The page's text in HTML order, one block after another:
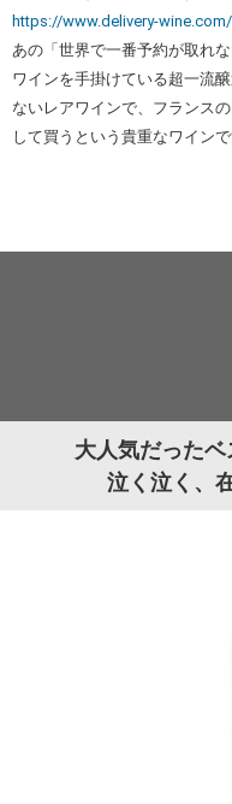
https://www.delivery-
あの「世界で一番予約が取れ
ワインを手掛けている超一流
ないレアワインで、フランス
して買うという貴重なワインで
大人気だったベ
泣く泣く、